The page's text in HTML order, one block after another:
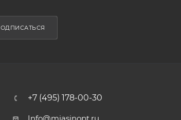
+7 (495) 178-00-30